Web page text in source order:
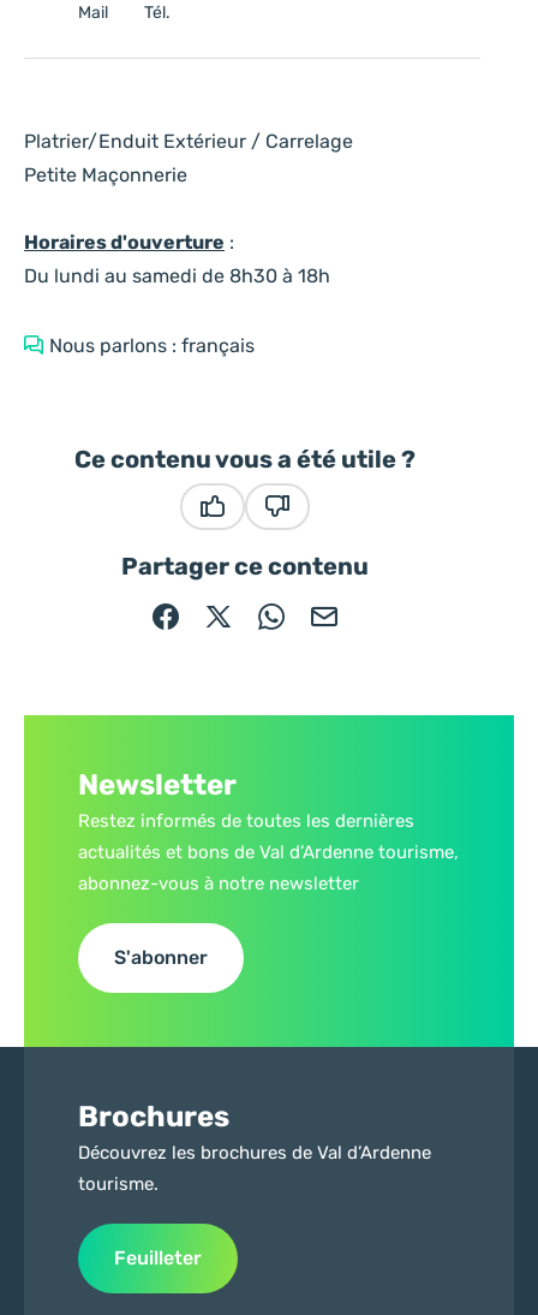
Platrier/Enduit Extérieur / Carrelage
Petite Maçonnerie
Horaires d'ouverture :
Du lundi au samedi de 8h30 à 18h
Nous parlons : français
Mail Tél.
Ce contenu vous a été utile ?
Partager ce contenu
Partager sur Facebook (nouvelle fenêtre)
Partager sur X / Twitter (nouvelle
Partager sur WhatsApp
Partager par mail
Newsletter
Restez informés de toutes les dernières
actualités et bons de Val d’Ardenne tourisme,
abonnez-vous à notre newsletter
S'abonner
Brochures
Découvrez les brochures de Val d’Ardenne
tourisme.
Feuilleter